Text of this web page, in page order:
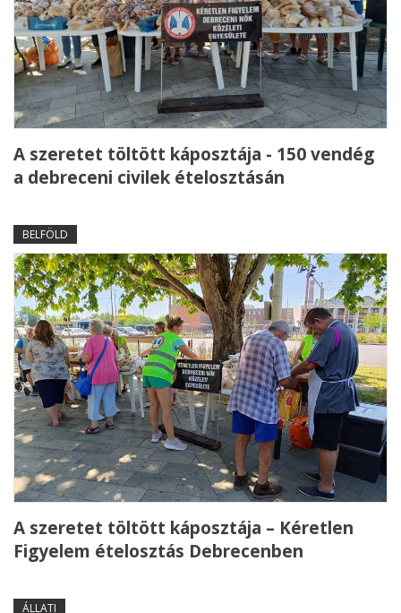
A szeretet töltött káposztája - 150 vendég
a debreceni civilek ételosztásán
BELFÖLD
A szeretet töltött káposztája – Kéretlen
Figyelem ételosztás Debrecenben
ÁLLATI